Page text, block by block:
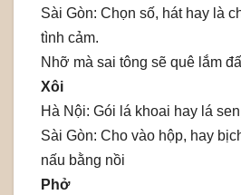
Sài Gòn: Chọn số, hát hay là
tình cảm.
Nhỡ mà sai tông sẽ quê lắm
Xôi
Hà Nội: Gói lá khoai hay lá
Sài Gòn: Cho vào hộp, hay
nấu bằng nồi
Phở